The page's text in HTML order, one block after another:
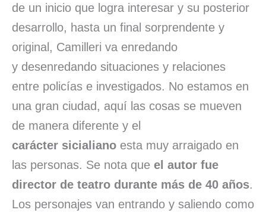
de un inicio que logra interesar y su posterior
desarrollo, hasta un final sorprendente y
original, Camilleri va enredando
y desenredando situaciones y relaciones
entre policías e investigados. No estamos en
una gran ciudad, aquí las cosas se mueven
de manera diferente y el
carácter sicialiano esta muy arraigado en
las personas. Se nota que el autor fue
director de teatro durante más de 40 años.
Los personajes van entrando y saliendo como